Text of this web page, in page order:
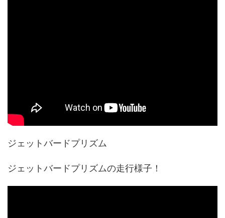
ジェットバードプリズム
ジェットバードプリズムの走行様子！